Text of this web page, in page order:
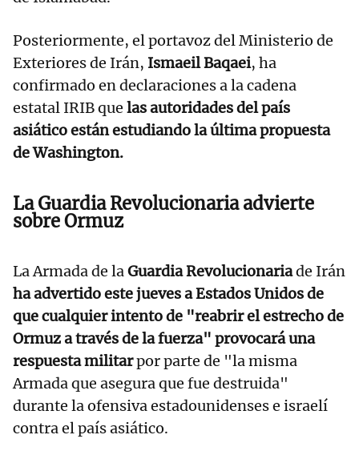
Posteriormente, el portavoz del Ministerio de
Exteriores de Irán, Ismaeil Baqaei, ha
confirmado en declaraciones a la cadena
estatal IRIB que las autoridades del país
asiático están estudiando la última propuesta
de Washington.
La Guardia Revolucionaria advierte
sobre Ormuz
La Armada de laGuardia Revolucionariade Irán
ha advertido este jueves a Estados Unidos de
que cualquier intento de "reabrir el estrecho de
Ormuz a través de la fuerza" provocará una
respuesta militarpor parte de "la misma
Armada que asegura que fue destruida"
durante la ofensiva estadounidenses e israelí
contra el país asiático.